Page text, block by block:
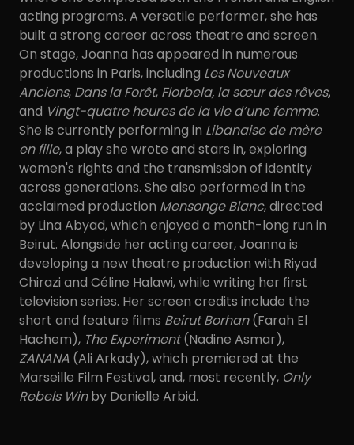
acting programs. A versatile performer, she has
built a strong career across theatre and screen.
On stage, Joanna has appeared in numerous
productions in Paris, including Les Nouveaux
Anciens, Dans la Forêt, Florbela, la sœur des rêves,
and Vingt-quatre heures de la vie d’une femme.
She is currently performing in Libanaise de mère
en fille, a play she wrote and stars in, exploring
women's rights and the transmission of identity
across generations. She also performed in the
acclaimed production Mensonge Blanc, directed
by Lina Abyad, which enjoyed a month-long run in
Beirut. Alongside her acting career, Joanna is
developing a new theatre production with Riyad
Chirazi and Céline Halawi, while writing her first
television series. Her screen credits include the
short and feature films Beirut Borhan(Farah El
Hachem), The Experiment(Nadine Asmar),
ZANANA (Ali Arkady), which premiered at the
Marseille Film Festival, and, most recently, Only
Rebels Winby Danielle Arbid.